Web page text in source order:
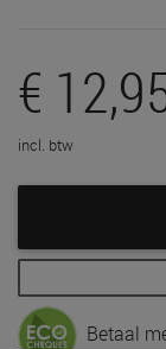
€
incl. btw
Betaal